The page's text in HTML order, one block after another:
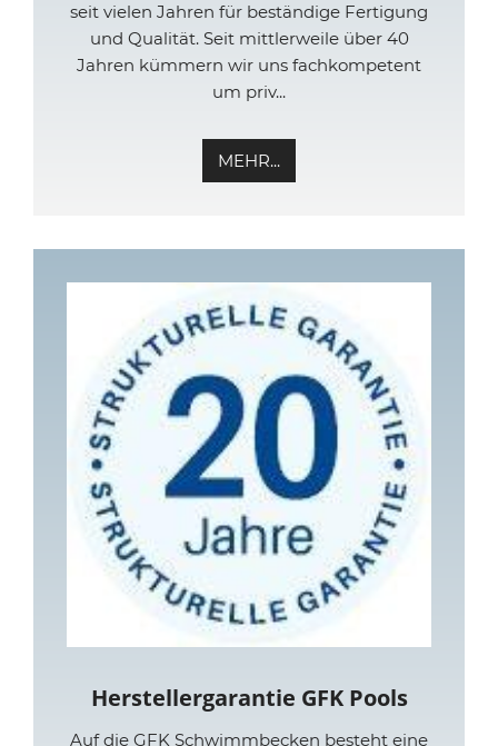
seit vielen Jahren für beständige Fertigung
und Qualität. Seit mittlerweile über 40
Jahren kümmern wir uns fachkompetent
um priv...
MEHR...
Herstellergarantie GFK Pools
Auf die GFK Schwimmbecken besteht eine